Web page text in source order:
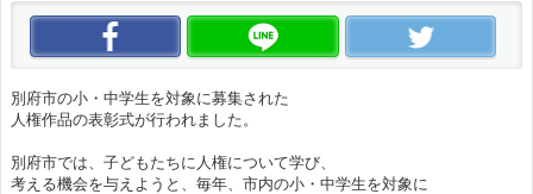
この動画をいいね！ この動画をLINEで送る
別府市の小・中学生を対象に募集された
人権作品の表彰式が行われました。
別府市では、子どもたちに人権について学び、
考える機会を与えようと、毎年、市内の小・中学生を対象に